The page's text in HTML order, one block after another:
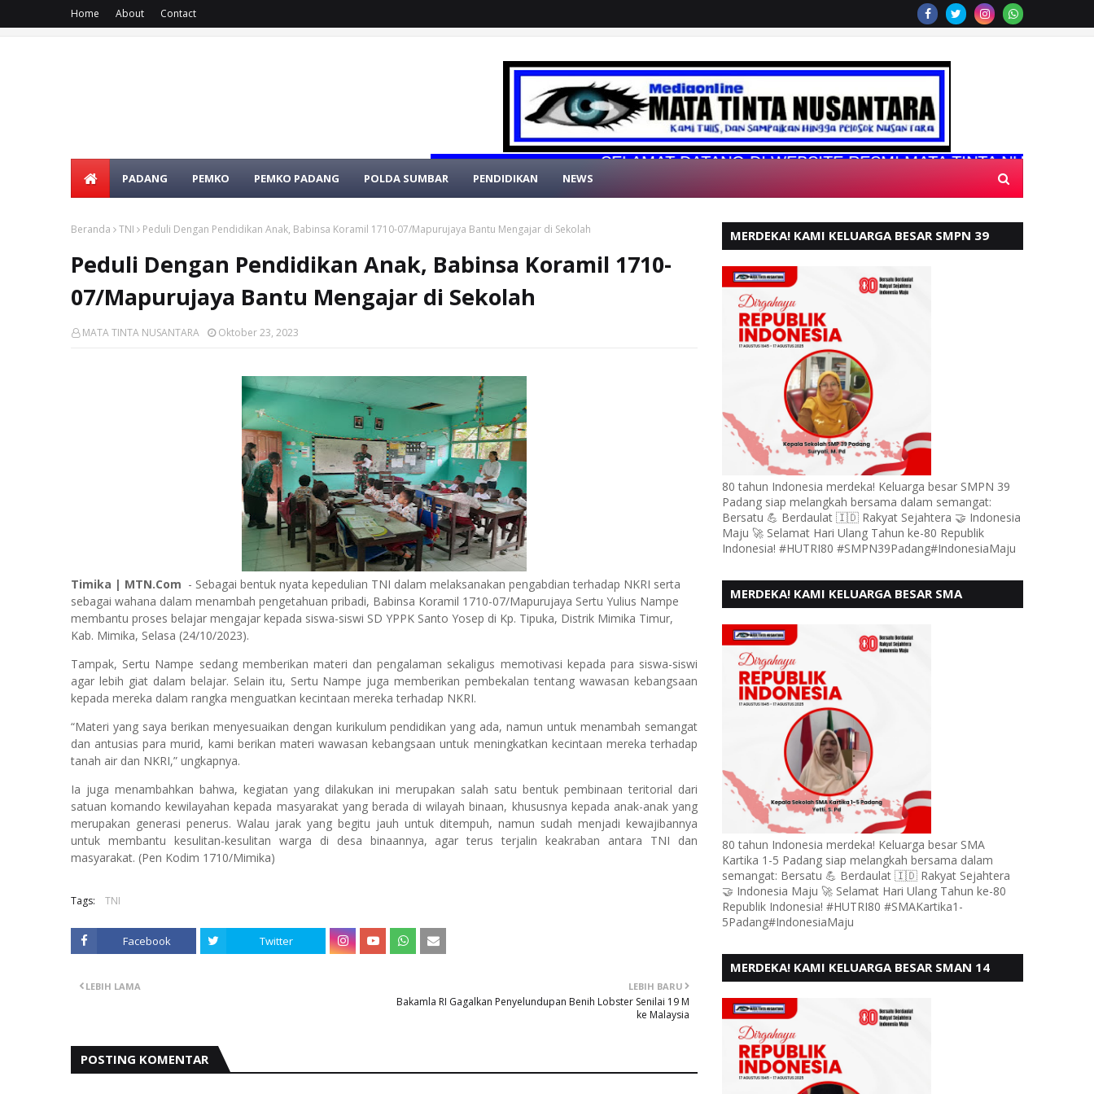
Home About Contact
SELAMAT DATANG DI WEBSITE RESMI MATA TINTA NUSANTARA
PADANG PEMKO PEMKO PADANG POLDA SUMBAR PENDIDIKAN NEWS
Beranda TNI Peduli Dengan Pendidikan Anak, Babinsa Koramil 1710-07/Mapurujaya Bantu Mengajar di Sekolah
Peduli Dengan Pendidikan Anak, Babinsa Koramil 1710-
07/Mapurujaya Bantu Mengajar di Sekolah
MATA TINTA NUSANTARA Oktober 23, 2023
Timika | MTN.Com - Sebagai bentuk nyata kepedulian TNI dalam melaksanakan pengabdian terhadap NKRI serta
sebagai wahana dalam menambah pengetahuan pribadi, Babinsa Koramil 1710-07/Mapurujaya Sertu Yulius Nampe
membantu proses belajar mengajar kepada siswa-siswi SD YPPK Santo Yosep di Kp. Tipuka, Distrik Mimika Timur,
Kab. Mimika, Selasa (24/10/2023).
Tampak, Sertu Nampe sedang memberikan materi dan pengalaman sekaligus memotivasi kepada para siswa-siswi
agar lebih giat dalam belajar. Selain itu, Sertu Nampe juga memberikan pembekalan tentang wawasan kebangsaan
kepada mereka dalam rangka menguatkan kecintaan mereka terhadap NKRI.
“Materi yang saya berikan menyesuaikan dengan kurikulum pendidikan yang ada, namun untuk menambah semangat
dan antusias para murid, kami berikan materi wawasan kebangsaan untuk meningkatkan kecintaan mereka terhadap
tanah air dan NKRI,” ungkapnya.
Ia juga menambahkan bahwa, kegiatan yang dilakukan ini merupakan salah satu bentuk pembinaan teritorial dari
satuan komando kewilayahan kepada masyarakat yang berada di wilayah binaan, khususnya kepada anak-anak yang
merupakan generasi penerus. Walau jarak yang begitu jauh untuk ditempuh, namun sudah menjadi kewajibannya
untuk membantu kesulitan-kesulitan warga di desa binaannya, agar terus terjalin keakraban antara TNI dan
masyarakat. (Pen Kodim 1710/Mimika)
Tags: TNI
Facebook Twitter
LEBIH BARU
Bakamla RI Gagalkan Penyelundupan Benih Lobster Senilai 19 M
ke Malaysia
LEBIH LAMA
POSTING KOMENTAR
MERDEKA! KAMI KELUARGA BESAR SMPN 39
80 tahun Indonesia merdeka! Keluarga besar SMPN 39
Padang siap melangkah bersama dalam semangat:
Bersatu 💪 Berdaulat 🇮🇩 Rakyat Sejahtera 🤝 Indonesia
Maju 🚀 Selamat Hari Ulang Tahun ke-80 Republik
Indonesia! #HUTRI80 #SMPN39Padang#IndonesiaMaju
MERDEKA! KAMI KELUARGA BESAR SMA
KE - 80, MOTO" BERSATU BERD
80 tahun Indonesia merdeka! Keluarga besar SMA
Kartika 1-5 Padang siap melangkah bersama dalam
semangat: Bersatu 💪 Berdaulat 🇮🇩 Rakyat Sejahtera
🤝 Indonesia Maju 🚀 Selamat Hari Ulang Tahun ke-80
Republik Indonesia! #HUTRI80 #SMAKartika1-
5Padang#IndonesiaMaju
MERDEKA! KAMI KELUARGA BESAR SMAN 14